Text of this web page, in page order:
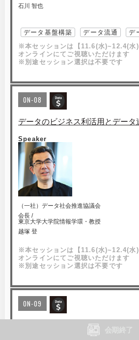
石川 智也
データ基盤構築 データ流通
デ
※本セッションは【11.6(水)~12.4(水)
オンラインにてご視聴いただけます
※別途セッション選択は不要です
ON-08
データのビジネス利活用とデータ
Speaker
（一社）データ社会推進協議会
会長 /
東京大学大学院情報学環・教授
越塚 登
※本セッションは【11.6(水)~12.4(水)
オンラインにてご視聴いただけます
※別途セッション選択は不要です
ON-09
オルタナティブデータ活用の今後